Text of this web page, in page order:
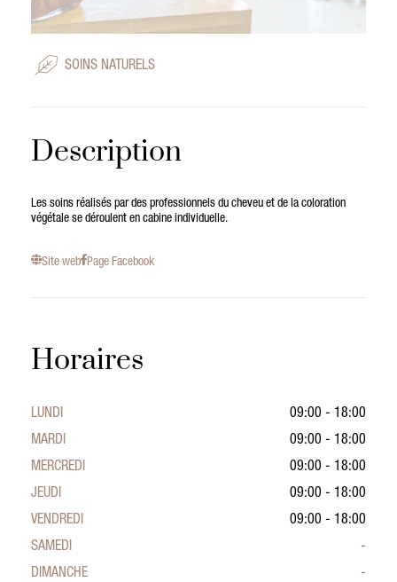
SOINS NATURELS
Description
Les soins réalisés par des professionnels du cheveu et de la coloration
végétale se déroulent en cabine individuelle.
Site web Page Facebook
Horaires
LUNDI
09:00 - 18:00
MARDI
09:00 - 18:00
MERCREDI
09:00 - 18:00
JEUDI
09:00 - 18:00
VENDREDI
09:00 - 18:00
SAMEDI
-
DIMANCHE
-